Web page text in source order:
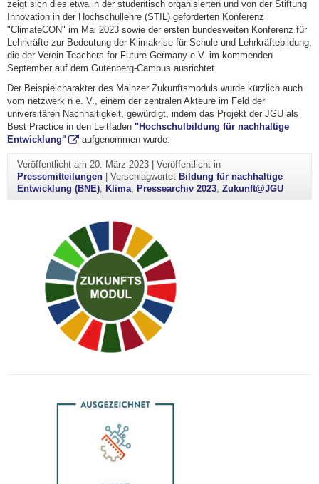
zeigt sich dies etwa in der studentisch organisierten und von der Stiftung
Innovation in der Hochschullehre (STIL) geförderten Konferenz
"ClimateCON" im Mai 2023 sowie der ersten bundesweiten Konferenz für
Lehrkräfte zur Bedeutung der Klimakrise für Schule und Lehrkräftebildung,
die der Verein Teachers for Future Germany e.V. im kommenden
September auf dem Gutenberg-Campus ausrichtet.
Der Beispielcharakter des Mainzer Zukunftsmoduls wurde kürzlich auch
vom netzwerk n e. V., einem der zentralen Akteure im Feld der
universitären Nachhaltigkeit, gewürdigt, indem das Projekt der JGU als
Best Practice in den Leitfaden "Hochschulbildung für nachhaltige
Entwicklung"
aufgenommen wurde.
Veröffentlicht am 20. März 2023| Veröffentlicht in
Pressemitteilungen| Verschlagwortet Bildung für nachhaltige
Entwicklung (BNE), Klima, Pressearchiv 2023, Zukunft@JGU